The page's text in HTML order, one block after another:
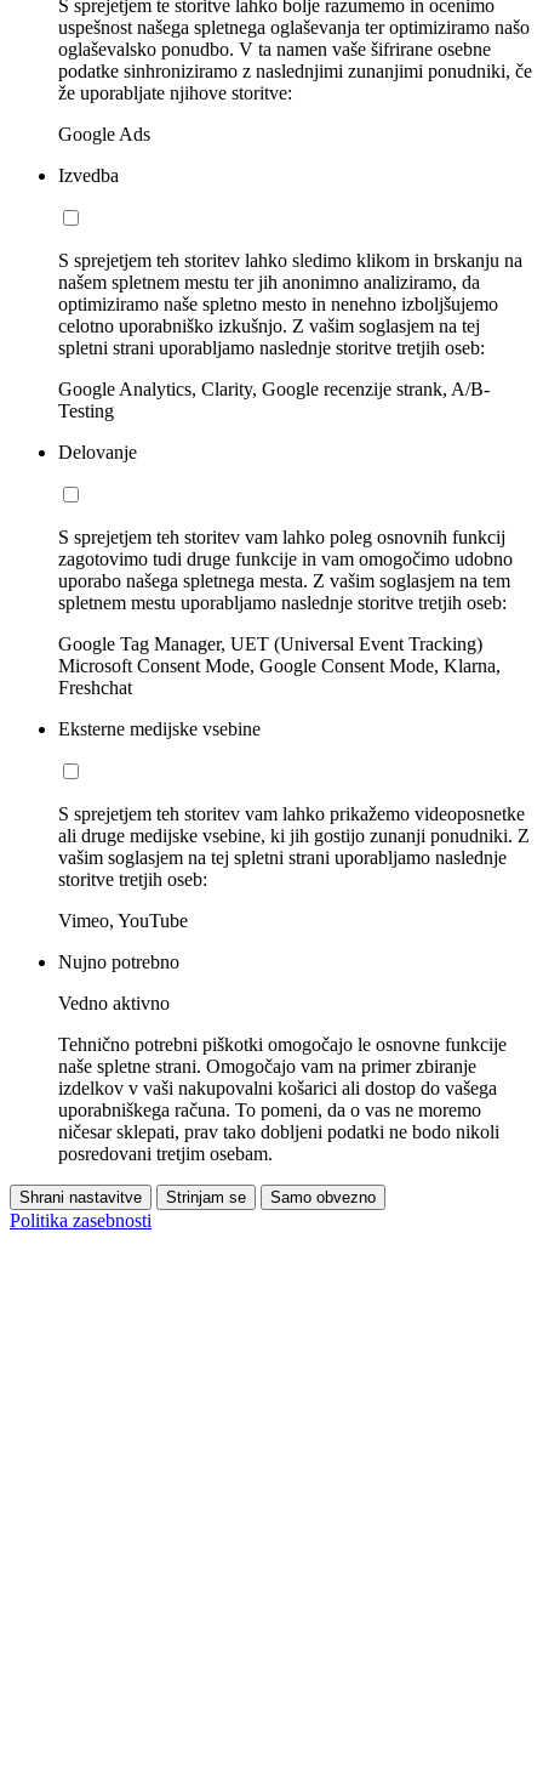
S sprejetjem te storitve lahko bolje razumemo in ocenimo
uspešnost našega spletnega oglaševanja ter optimiziramo našo
oglaševalsko ponudbo. V ta namen vaše šifrirane osebne
podatke sinhroniziramo z naslednjimi zunanjimi ponudniki, če
že uporabljate njihove storitve:
Google Ads
Izvedba
S sprejetjem teh storitev lahko sledimo klikom in brskanju na
našem spletnem mestu ter jih anonimno analiziramo, da
optimiziramo naše spletno mesto in nenehno izboljšujemo
celotno uporabniško izkušnjo. Z vašim soglasjem na tej
spletni strani uporabljamo naslednje storitve tretjih oseb:
Google Analytics, Clarity, Google recenzije strank, A/B-
Testing
Delovanje
S sprejetjem teh storitev vam lahko poleg osnovnih funkcij
zagotovimo tudi druge funkcije in vam omogočimo udobno
uporabo našega spletnega mesta. Z vašim soglasjem na tem
spletnem mestu uporabljamo naslednje storitve tretjih oseb:
Google Tag Manager, UET (Universal Event Tracking)
Microsoft Consent Mode, Google Consent Mode, Klarna,
Freshchat
Eksterne medijske vsebine
S sprejetjem teh storitev vam lahko prikažemo videoposnetke
ali druge medijske vsebine, ki jih gostijo zunanji ponudniki. Z
vašim soglasjem na tej spletni strani uporabljamo naslednje
storitve tretjih oseb:
Vimeo, YouTube
Nujno potrebno
Vedno aktivno
Tehnično potrebni piškotki omogočajo le osnovne funkcije
naše spletne strani. Omogočajo vam na primer zbiranje
izdelkov v vaši nakupovalni košarici ali dostop do vašega
uporabniškega računa. To pomeni, da o vas ne moremo
ničesar sklepati, prav tako dobljeni podatki ne bodo nikoli
posredovani tretjim osebam.
Shrani nastavitve Strinjam se Samo obvezno
Politika zasebnosti